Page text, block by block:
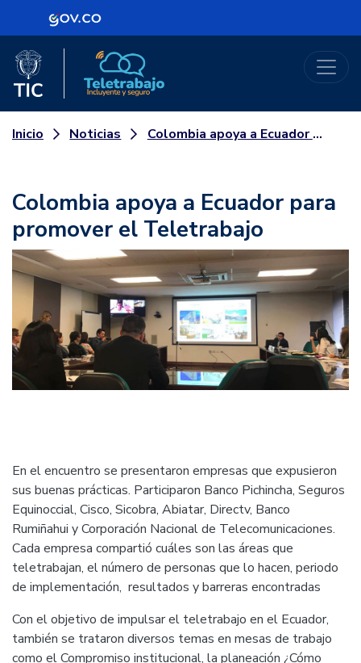
Logo Gobierno de Colombia
Logo del Ministerio TIC
Inicio Noticias Colombia apoya a Ecuador para promover el Teletrabajo
Colombia apoya a Ecuador para
promover el Teletrabajo
En el encuentro se presentaron empresas que expusieron
sus buenas prácticas. Participaron Banco Pichincha, Seguros
Equinoccial, Cisco, Sicobra, Abiatar, Directv, Banco
Rumiñahui y Corporación Nacional de Telecomunicaciones.
Cada empresa compartió cuáles son las áreas que
teletrabajan, el número de personas que lo hacen, periodo
de implementación, resultados y barreras encontradas
Con el objetivo de impulsar el teletrabajo en el Ecuador,
también se trataron diversos temas en mesas de trabajo
como el Compromiso institucional, la planeación ¿Cómo